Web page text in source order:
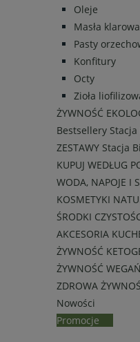
Oleje
Masła
Pasty
Konfitury
Octy
Zioła
ŻYWNOŚĆ
Bestsellery Stacja
ZESTAWY Stacja
KUPUJ WEDŁUG
WODA, NAPOJE I
KOSMETYKI
ŚRODKI
AKCESORIA
ŻYWNOŚĆ
ŻYWNOŚĆ
ZDROWA
Nowości
Promocje